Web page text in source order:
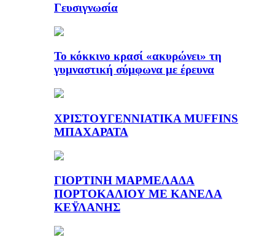
Γευσιγνωσία
Το κόκκινο κρασί «ακυρώνει» τη
γυμναστική σύμφωνα με έρευνα
ΧΡΙΣΤΟΥΓΕΝΝΙΑΤΙΚΑ MUFFINS
ΜΠΑΧΑΡΑΤΑ
ΓΙΟΡΤΙΝΗ ΜΑΡΜΕΛΑΔΑ
ΠΟΡΤΟΚΑΛΙΟΥ ΜΕ ΚΑΝΕΛΑ
ΚΕΫΛΑΝΗΣ